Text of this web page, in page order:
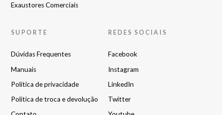
Exaustores Comerciais
SUPORTE
Dúvidas Frequentes
Manuais
Política de privacidade
Política de troca e devolução
REDES SOCIAIS
Facebook
Instagram
LinkedIn
Twitter